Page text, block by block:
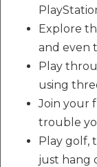
Explore
and even
Play
using
Join your
trouble
Play golf,
just hang